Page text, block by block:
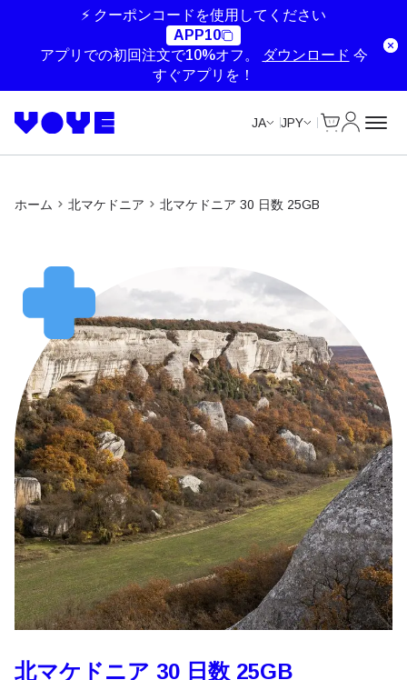
⚡ クーポンコードを使用してください
APP10
アプリでの初回注文で10%オフ。
ダウンロード 今
すぐアプリを！
JA JPY
ホーム 北マケドニア 北マケドニア 30 日数 25GB
北マケドニア 30 日数 25GB